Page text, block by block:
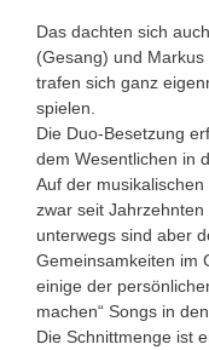
Das dachten sich
(Gesang) und
trafen sich ganz
spielen.
Die Duo-Besetzung
dem Wesentlichen in
Auf der
zwar seit
unterwegs sind aber
Gemeinsamkeiten im
einige der
machen“ Songs in
Die Schnittmenge ist